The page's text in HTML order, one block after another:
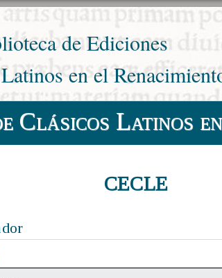
de Ediciones
en el
Clásicos Latinos
CECLE